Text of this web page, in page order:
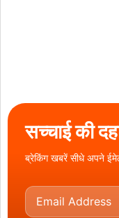
सच्चाई की
ब्रेकिंग खबरें सीधे अपने